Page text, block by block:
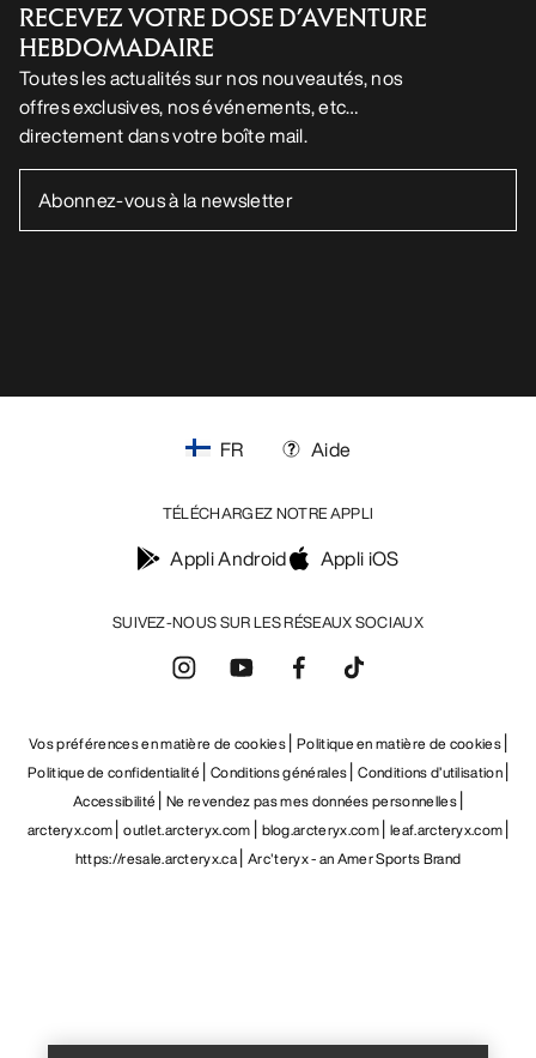
RECEVEZ VOTRE DOSE D’AVENTURE
HEBDOMADAIRE
Toutes les actualités sur nos nouveautés, nos
offres exclusives, nos événements, etc…
directement dans votre boîte mail.
SUIVEZ-NOUS SUR LES RÉSEAUX SOCIAUX
FR Aide
TÉLÉCHARGEZ NOTRE APPLI
Appli Android Appli iOS
Vos préférences en matière de cookies Politique en matière de cookies
Politique de confidentialité Conditions générales Conditions d’utilisation
Accessibilité Ne revendez pas mes données personnelles
arcteryx.com outlet.arcteryx.com blog.arcteryx.com leaf.arcteryx.com
https://resale.arcteryx.ca Arc'teryx - an Amer Sports Brand